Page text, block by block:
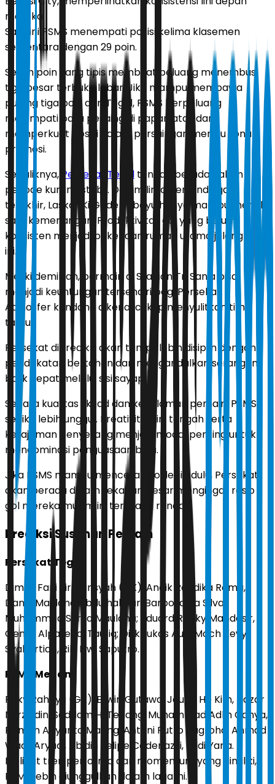
mereka.
Saat ini PSMS menempati posisi kelima klasemen
sementara dengan 29 poin.
Selisih poin yang tipis membuat peluang menembus
tiga besar terbuka lebar. Jika mampu membawa
pulang tiga poin dari Tegal, PSMS berpeluang
melompati para pesaing di papan atas dan
memperkuat posisi dalam persaingan menuju zona
promosi.
Sebaliknya, Persekat Tegal tengah berada dalam
periode kurang stabil. Dalam lima pertandingan
terakhir, Laskar Ki Gede Sebayu hanya mampu meraih
satu kemenangan. Produktivitas gol yang belum
konsisten menjadi pekerjaan rumah utama jelang laga
ini.
Meski demikian, bermain di Stadion Tri Sanja bisa
menjadi keuntungan tersendiri bagi Persekat.
Atmosfer kandang dikenal cukup menyulitkan tim
tamu.
Persekat diprediksi akan tampil lebih disiplin dengan
pendekatan bertahan dan mengandalkan serangan
balik cepat melalui sisi sayap.
Secara kualitas skuad dan kedalaman pemain, PSMS
sedikit lebih unggul. Kreativitas lini tengah serta
ketajaman penyerang menjadi modal penting untuk
mendominasi penguasaan bola.
Jika PSMS mampu mencetak gol lebih dulu, Persekat
akan berada dalam tekanan besar mengingat rasio
gol mereka musim ini terbilang rendah.
Prediksi Susunan Pemain
Persekat Tegal
Dimas Fani Firmansyah (GK); Andik Rendika Rama,
Dandi Maulana Abdulhak, Iuri Barbosa da Silva,
Muhammad Surya Maulana; Eduard Rocky Mandosir,
Genta Alparedo, Taufiq; Dirk Lukas Auri, Moch Kevy
Syahertian, Riki Dwi Saputro.
PSMS Medan
Reky Rahayu (GK); Erwin Gutawa, Jeung Ho Kim, Nazar
Nurzaidin, Saddam HI Tenang; Muhammad Adlin Cahya,
Risman Ariyanto Maring, Antoni Putro Nugroho; Ahmad
Wadil Aryadi, Abidin Felipe Cadenazzi, Rudi Yana.
Melihat tren performa dan momentum yang dimiliki,
PSMS lebih diunggulkan dalam laga ini.